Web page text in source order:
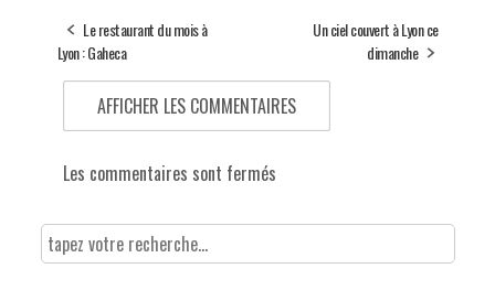
Le restaurant du mois à
Lyon : Gaheca
Un ciel couvert à Lyon ce
dimanche
AFFICHER LES COMMENTAIRES
Les commentaires sont fermés